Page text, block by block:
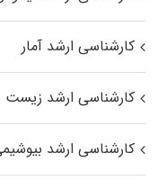
کارشناسی ارشد آمار
کارشناسی ارشد زیست
کارشناسی ارشد